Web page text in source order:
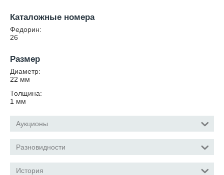
Каталожные номера
Федорин:
26
Размер
Диаметр:
22 мм
Толщина:
1 мм
Аукционы
Разновидности
История